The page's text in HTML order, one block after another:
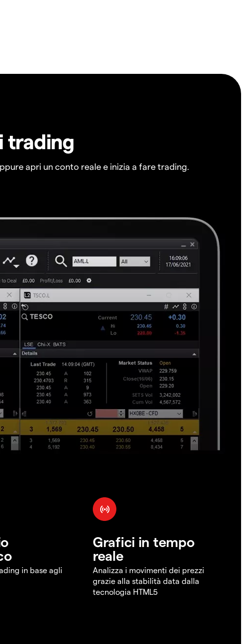
trading
apri un conto reale e inizia a fare trading.
in base agli
Grafici in tempo
reale
Analizza i movimenti dei prezzi
grazie alla stabilità data dalla
tecnologia HTML5